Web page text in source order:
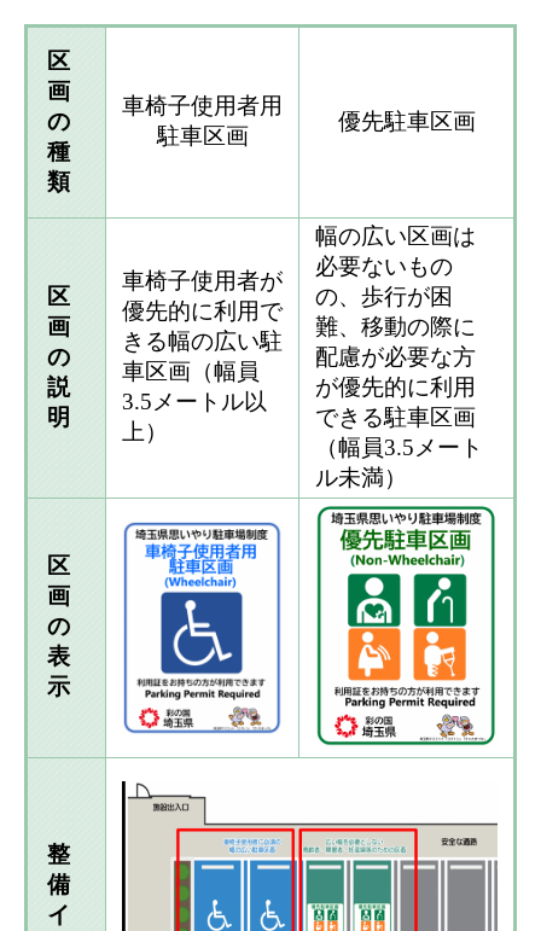
区
画
の
種
類
車椅子使用者用
駐車区画
優先駐車区画
区
画
の
説
明
車椅子使用者が
優先的に利用で
きる幅の広い駐
車区画（幅員
3.5メートル以
上）
幅の広い区画は
必要ないもの
の、歩行が困
難、移動の際に
配慮が必要な方
が優先的に利用
できる駐車区画
（幅員3.5メート
ル未満）
区
画
の
表
示
整
備
イ